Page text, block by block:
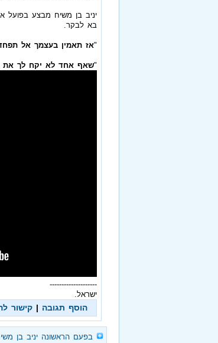
יניב בן משיח מבצע בפועל
בא לבקר.
"אז תאמין בעצמך אל
"שאף אחד לא יקח לך את
--------------------
ישראל.
הוסף תגובה | קישור
בפעם הראשונה יניב בן